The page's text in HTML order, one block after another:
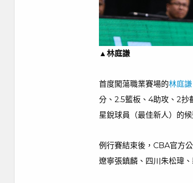
▲林庭謙
首度闖蕩職業賽場的林庭謙
分、2.5籃板、4助攻、2抄
星銳球員（最佳新人）的候
例行賽結束後，CBA官方
遼寧張鎮麟、四川朱松瑋、